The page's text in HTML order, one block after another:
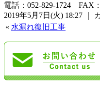
電話：052-829-1724 FAX
2019年5月7日(火) 18:27 ｜
« 水漏れ復旧工事